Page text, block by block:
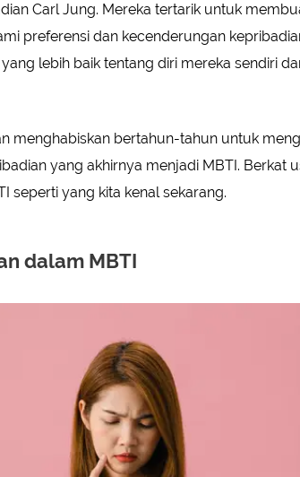
Carl Jung. Mereka tertarik untuk
preferensi dan kecenderungan
lebih baik tentang diri mereka sendiri
menghabiskan bertahun-tahun untuk
yang akhirnya menjadi MBTI. Berkat
seperti yang kita kenal sekarang.
dalam MBTI